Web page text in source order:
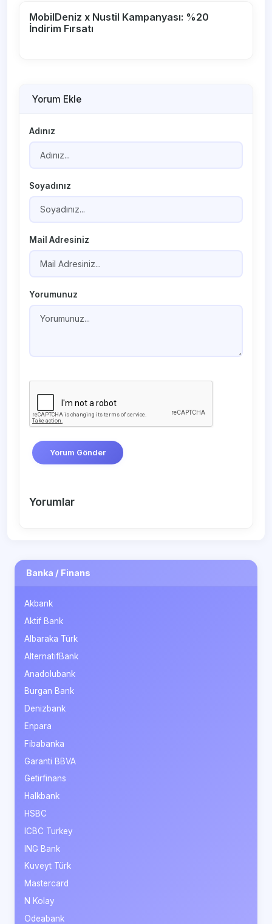
MobilDeniz x Nustil Kampanyası: %20
İndirim Fırsatı
Yorum Ekle
Adınız
Soyadınız
Mail Adresiniz
Yorumunuz
Yorum Gönder
Yorumlar
Banka / Finans
Akbank
Aktif Bank
Albaraka Türk
AlternatifBank
Anadolubank
Burgan Bank
Denizbank
Enpara
Fibabanka
Garanti BBVA
Getirfinans
Halkbank
HSBC
ICBC Turkey
ING Bank
Kuveyt Türk
Mastercard
N Kolay
Odeabank